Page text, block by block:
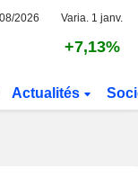
2026 Varia. 1 janv.
+7,13%
Actualités